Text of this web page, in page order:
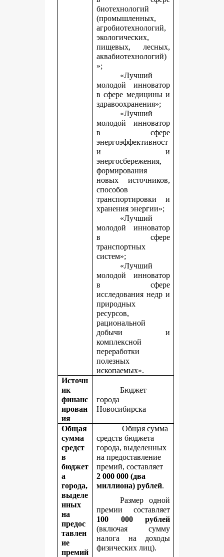
биотехнологий
(промышленных,
агробиотехнологий,
экологических,
пищевых, лесных,
аквабиотехнологий)
»;
«Лучший
молодой инноватор
в сфере медицины и
здравоохранения»;
«Лучший
молодой инноватор
в сфере
энергоэффективност
и и
энергосбережения,
формирования
новых источников,
способов
транспортировки и
хранения энергии»;
«Лучший
молодой инноватор
в сфере
транспортных
систем»;
«Лучший
молодой инноватор
в сфере
исследования недр и
природных
ресурсов,
рациональной
добычи и
комплексной
переработки
полезных
ископаемых».
Источн
ик
финанс
ирован
ия
Бюджет
города
Новосибирска
Общая
сумма
средст
в
бюджет
а
города,
выделе
нных
на
предос
тавлен
ие
премий
Общая сумма
средств бюджета
города, выделенных
на предоставление
премий, составляет
2 000 000 (два
миллиона) рублей.
Размер одной
премии составляет
100 000 рублей
(включая сумму
налога на доходы
физических лиц).